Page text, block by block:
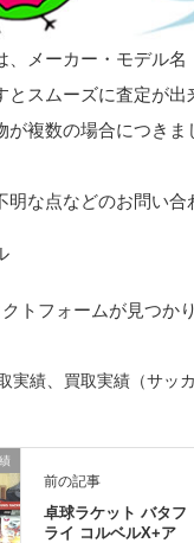
メーカー・モデル
とスムーズに査定が出
複数の場合につきま
な点などのお問い合
トフォームが見つか
実績 買取実績（サッ
前の記事
卓球ラケット バタフ
ライ コルベルX+ア